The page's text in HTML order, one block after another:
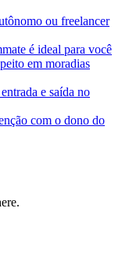
ou freelancer
é ideal para você
em moradias
e saída no
com o dono do